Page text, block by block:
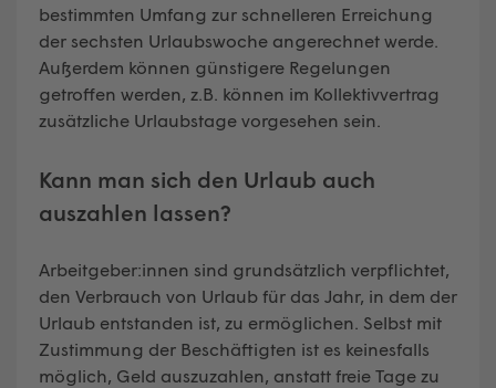
bestimmten Umfang zur schnelleren Erreichung
der sechsten Urlaubswoche angerechnet werde.
Außerdem können günstigere Regelungen
getroffen werden, z.B. können im Kollektivvertrag
zusätzliche Urlaubstage vorgesehen sein.
Kann man sich den Urlaub auch
auszahlen lassen?
Arbeitgeber:innen sind grundsätzlich verpflichtet,
den Verbrauch von Urlaub für das Jahr, in dem der
Urlaub entstanden ist, zu ermöglichen. Selbst mit
Zustimmung der Beschäftigten ist es keinesfalls
möglich, Geld auszuzahlen, anstatt freie Tage zu